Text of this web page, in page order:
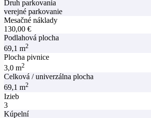
Druh parkovania
verejné parkovanie
Mesačné náklady
130,00 €
Podlahová plocha
69,1 m2
Plocha pivnice
3,0 m2
Celková / univerzálna plocha
69,1 m2
Izieb
3
Kúpelní